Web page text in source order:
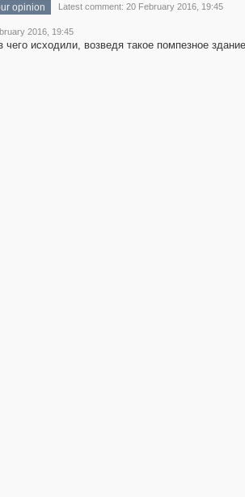
opinion Latest comment: 20 February 2016, 19:45
2016, 19:45
чего исходили, возведя такое помпезное